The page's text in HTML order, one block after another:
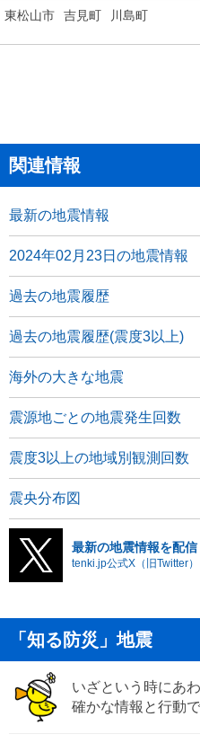
東松山市 吉見町 川島町
関連情報
最新の地震情報
2024年02月23日の地震情報
過去の地震履歴
過去の地震履歴(震度3以上)
海外の大きな地震
震源地ごとの地震発生回数
震度3以上の地域別観測回数
震央分布図
最新の地震情報を配信
tenki.jp公式X（旧Twitter）
「知る防災」地震
いざという時にあ
確かな情報と行動